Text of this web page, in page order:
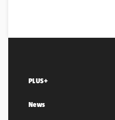
PLUS+
News